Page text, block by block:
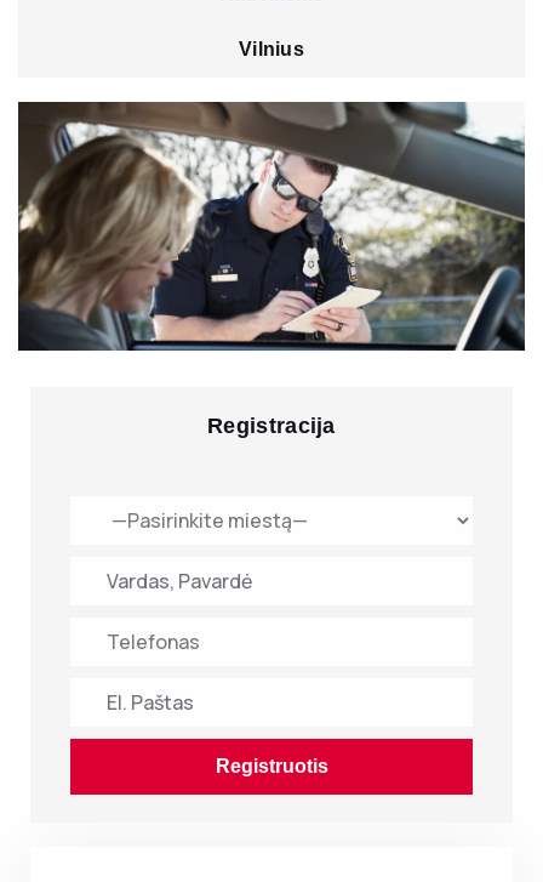
Vilnius
Registracija
Registruotis